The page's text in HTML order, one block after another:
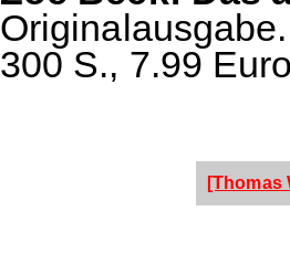
300 S., 7.99
[Thomas